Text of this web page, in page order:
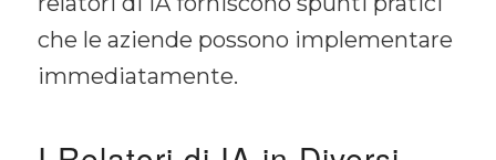
che le aziende possono implementare
immediatamente.